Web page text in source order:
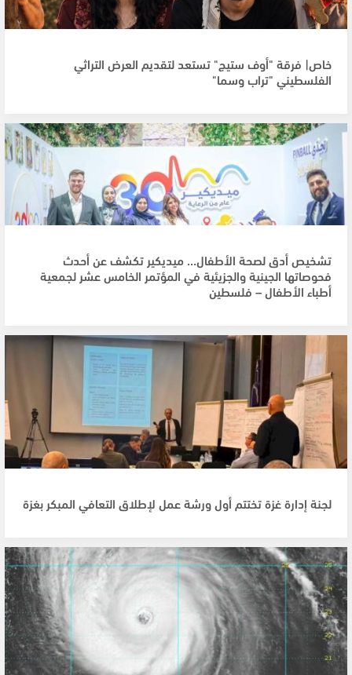
خاص| فرقة "أوف ستيج" تستعد لتقديم العرض التراثي
الفلسطيني "تراب وسما"
تشخيص أدق لصحة الأطفال… ميديكير تكشف عن أحدث
فحوصاتها الجينية والجزيئية في المؤتمر الخامس عشر لجمعية
أطباء الأطفال – فلسطين
لجنة إدارة غزة تختتم أول ورشة عمل لإطلاق التعافي المبكر بغزة